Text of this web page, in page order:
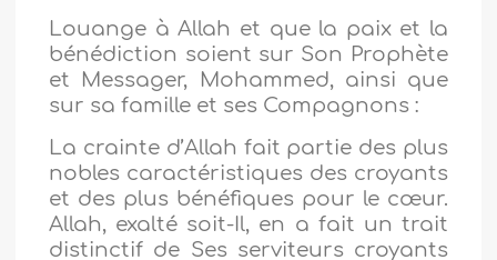
Louange à Allah et que la paix et la
bénédiction soient sur Son Prophète
et Messager, Mohammed, ainsi que
sur sa famille et ses Compagnons :
La crainte d’Allah fait partie des plus
nobles caractéristiques des croyants
et des plus bénéfiques pour le cœur.
Allah, exalté soit-Il, en a fait un trait
distinctif de Ses serviteurs croyants